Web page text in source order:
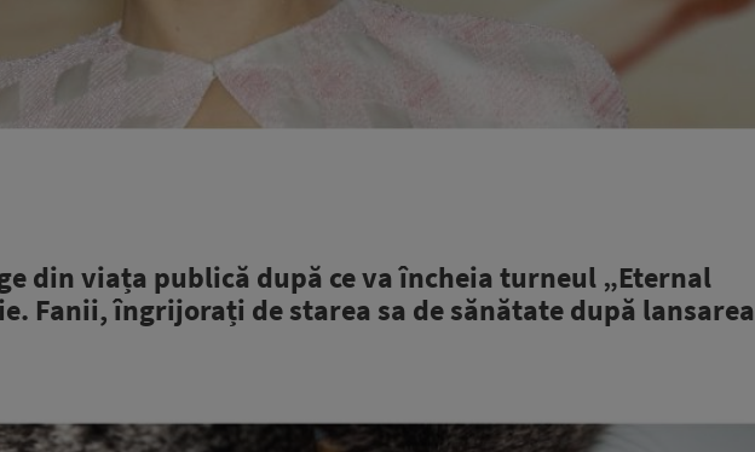
din viața publică după ce va încheia turneul „Eternal
Fanii, îngrijorați de starea sa de sănătate după lansarea